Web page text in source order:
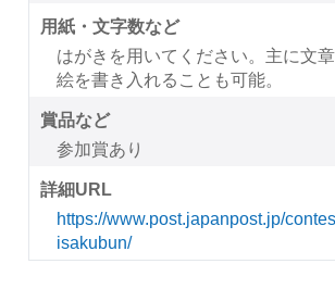
用紙・文字数など
はがきを用いてください。主に文章
絵を書き入れることも可能。
賞品など
参加賞あり
詳細URL
https://www.post.japanpost.jp/
isakubun/